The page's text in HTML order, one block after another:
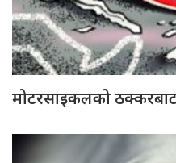
मोटरसाइकलको